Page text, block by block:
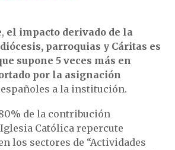
el impacto derivado de la
parroquias y Cáritas es
supone 5 veces más en
por la asignación
a la institución.
de la contribución
Católica repercute
los sectores de “Actividades